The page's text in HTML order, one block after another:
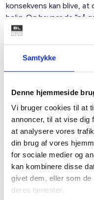
Samtykke
Denne hjemmeside
Vi bruger cookies til at
annoncer, til at vise dig
at analysere vores
din brug af vores
for sociale medier og
kan kombinere disse
givet dem, eller som
deres tjenester.
konsekvens kan blive, at
bolig. Og havner de ”på
menneskelige
boligorganisation og
en udsættelse
BL’s nye analyse viser
højere end det
Det er virkeligt et
overhørig. Derfor skal
fokus på udviklingen
hjælp til de særligt
virkeligt presset
de i sidste ende mister